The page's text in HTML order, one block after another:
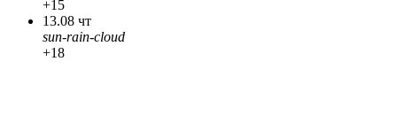
+15
13.08 чт
sun-rain-cloud
+18